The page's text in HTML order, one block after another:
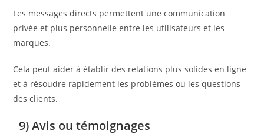
Les messages directs permettent une communication
privée et plus personnelle entre les utilisateurs et les
marques.
Cela peut aider à établir des relations plus solides en ligne
et à résoudre rapidement les problèmes ou les questions
des clients.
9) Avis ou témoignages